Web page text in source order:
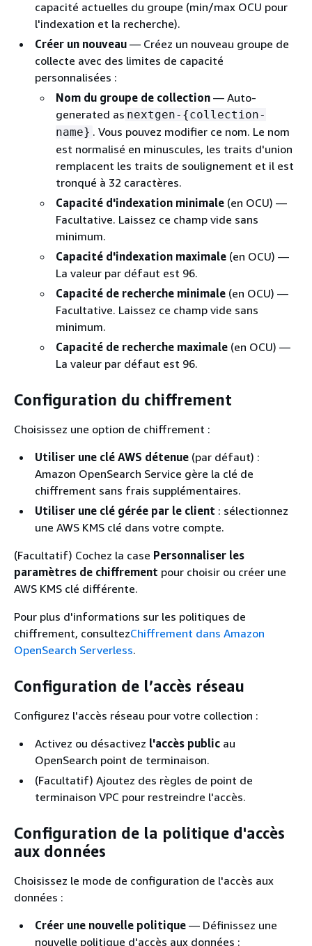
capacité actuelles du groupe (min/max OCU pour
l'indexation et la recherche).
Créer un nouveau — Créez un nouveau groupe de
collecte avec des limites de capacité
personnalisées :
Nom du groupe de collection — Auto-
generated as nextgen- {collection-
name} . Vous pouvez modifier ce nom. Le nom
est normalisé en minuscules, les traits d'union
remplacent les traits de soulignement et il est
tronqué à 32 caractères.
Capacité d'indexation minimale (en OCU) —
Facultative. Laissez ce champ vide sans
minimum.
Capacité d'indexation maximale (en OCU) —
La valeur par défaut est 96.
Capacité de recherche minimale (en OCU) —
Facultative. Laissez ce champ vide sans
minimum.
Capacité de recherche maximale (en OCU) —
La valeur par défaut est 96.
Configuration du chiffrement
Choisissez une option de chiffrement :
Utiliser une clé AWS détenue (par défaut) :
Amazon OpenSearch Service gère la clé de
chiffrement sans frais supplémentaires.
Utiliser une clé gérée par le client : sélectionnez
une AWS KMS clé dans votre compte.
(Facultatif) Cochez la case Personnaliser les
paramètres de chiffrement pour choisir ou créer une
AWS KMS clé différente.
Pour plus d'informations sur les politiques de
chiffrement, consultezChiffrement dans Amazon
OpenSearch Serverless.
Configuration de l’accès réseau
Configurez l'accès réseau pour votre collection :
Activez ou désactivez l'accès public au
OpenSearch point de terminaison.
(Facultatif) Ajoutez des règles de point de
terminaison VPC pour restreindre l'accès.
Configuration de la politique d'accès
aux données
Choisissez le mode de configuration de l'accès aux
données :
Créer une nouvelle politique — Définissez une
nouvelle politique d'accès aux données :